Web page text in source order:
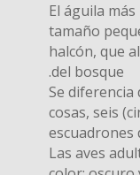
El águila
tamaño
halcón, que
del bosque.
Se
cosas, seis
escuadrones
Las aves